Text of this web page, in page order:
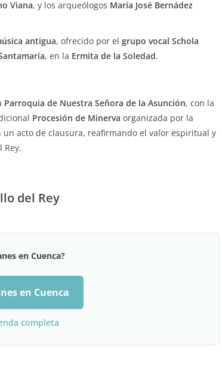
Viana, y los arqueólogos María José Bernádez
antigua, ofrecido por el grupo vocal Schola
, en la Ermita de la Soledad.
Parroquia de Nuestra Señora de la Asunción, con la
Procesión de Minerva organizada por la
acto de clausura, reafirmando el valor espiritual y
Rey.
del Rey
en Cuenca?
en Cuenca
completa